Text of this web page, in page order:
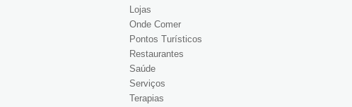
Lojas
Onde Comer
Pontos Turísticos
Restaurantes
Saúde
Serviços
Terapias